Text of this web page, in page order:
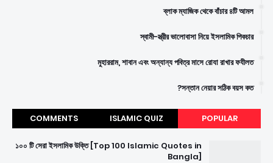
ব্লাক ম্যাজিক থেকে বাঁচার ৪টি আমল
স্বামী-স্ত্রীর ভালোবাসা নিয়ে ইসলামিক পিকচার
মুহাররাম, শাবান এবং অন্যান্য পবিত্র মাসে রোযা রাখার ফযীলত
সন্তান নেয়ার সঠিক বয়স কত?
POPULAR
ISLAMIC QUIZ
COMMENTS
১০০ টি সেরা ইসলামিক উক্তি [Top 100 Islamic Quotes in
Bangla]